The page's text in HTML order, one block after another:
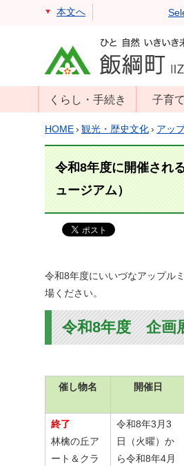
本文へ
くらし・手続き
戸籍・住民票・
住民登録
戸籍届出
届出
年金・保険
税金
住まい・土地
環境・ゴミ
交通・道路
安全・防犯
ペット・動物
相談窓口
子育
年齢
子育
生涯
金
人権・
児童ク
ティ
HOME› 観光・歴史文化› アッ
令和8年度に開催され
ュージアム）
令和8年度にいいづなアップル
場ください。
令和8年度 企画
催し物名 開催日
終了
林檎の丘ア
ート＆クラ
令和8年3月3
日（火曜）か
ら令和8年4月